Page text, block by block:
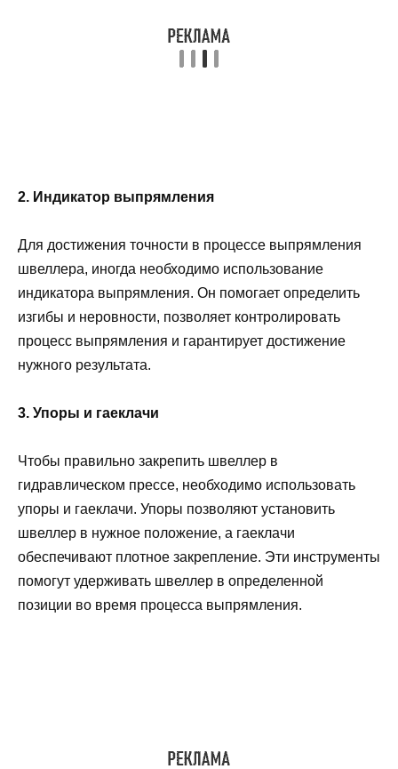
2. Индикатор выпрямления
Для достижения точности в процессе выпрямления
швеллера, иногда необходимо использование
индикатора выпрямления. Он помогает определить
изгибы и неровности, позволяет контролировать
процесс выпрямления и гарантирует достижение
нужного результата.
3. Упоры и гаеклачи
Чтобы правильно закрепить швеллер в
гидравлическом прессе, необходимо использовать
упоры и гаеклачи. Упоры позволяют установить
швеллер в нужное положение, а гаеклачи
обеспечивают плотное закрепление. Эти инструменты
помогут удерживать швеллер в определенной
позиции во время процесса выпрямления.